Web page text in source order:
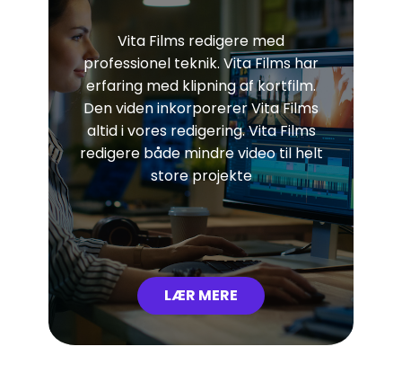
Vita Films redigere med
professionel teknik. Vita Films har
erfaring med klipning af kortfilm.
Den viden ​inkorporerer Vita Films
altid i vores redigering. Vita Films
redigere både mindre video til helt
store projekte
LÆR MERE